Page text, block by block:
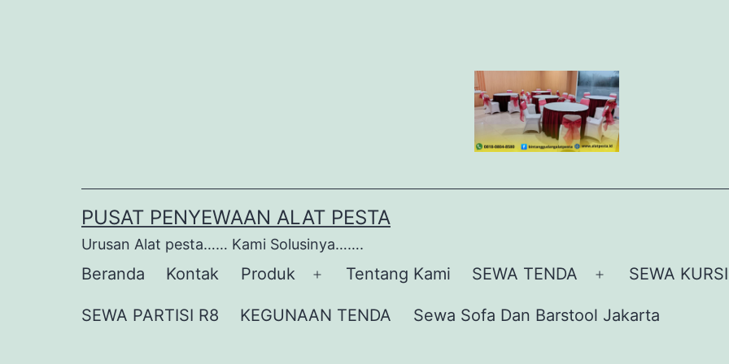
PUSAT PENYEWAAN ALAT PESTA
Urusan Alat pesta…… Kami Solusinya…….
Beranda Kontak Produk
Buka
menu
Tentang Kami SEWA TENDA
Buka
menu
SEWA KURSI
SEWA PARTISI R8 KEGUNAAN TENDA Sewa Sofa Dan Barstool Jakarta